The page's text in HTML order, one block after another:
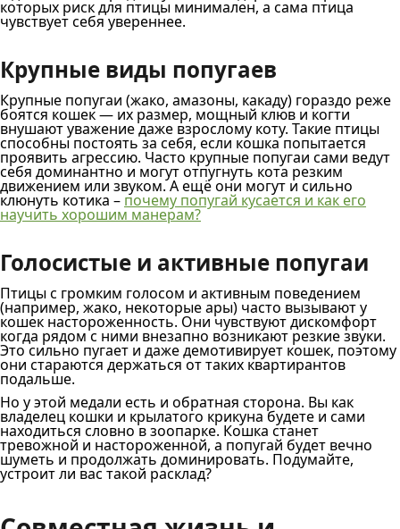
которых риск для птицы минимален, а сама птица
чувствует себя увереннее.
Крупные виды попугаев
Крупные попугаи (жако, амазоны, какаду) гораздо реже
боятся кошек — их размер, мощный клюв и когти
внушают уважение даже взрослому коту. Такие птицы
способны постоять за себя, если кошка попытается
проявить агрессию. Часто крупные попугаи сами ведут
себя доминантно и могут отпугнуть кота резким
движением или звуком. А ещё они могут и сильно
клюнуть котика – почему попугай кусается и как его
научить хорошим манерам?
Голосистые и активные попугаи
Птицы с громким голосом и активным поведением
(например, жако, некоторые ары) часто вызывают у
кошек настороженность. Они чувствуют дискомфорт
когда рядом с ними внезапно возникают резкие звуки.
Это сильно пугает и даже демотивирует кошек, поэтому
они стараются держаться от таких квартирантов
подальше.
Но у этой медали есть и обратная сторона. Вы как
владелец кошки и крылатого крикуна будете и сами
находиться словно в зоопарке. Кошка станет
тревожной и настороженной, а попугай будет вечно
шуметь и продолжать доминировать. Подумайте,
устроит ли вас такой расклад?